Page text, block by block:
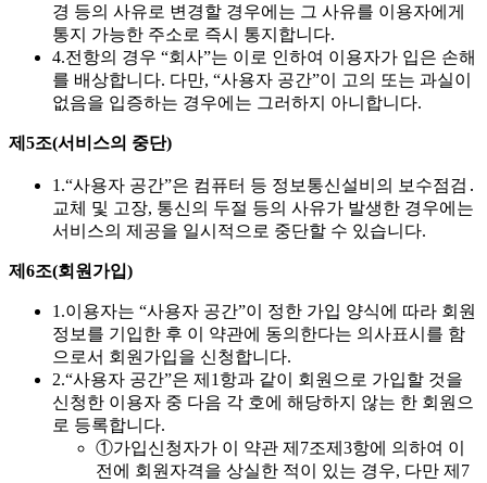
경 등의 사유로 변경할 경우에는 그 사유를 이용자에게
통지 가능한 주소로 즉시 통지합니다.
4.전항의 경우 “회사”는 이로 인하여 이용자가 입은 손해
를 배상합니다. 다만, “사용자 공간”이 고의 또는 과실이
없음을 입증하는 경우에는 그러하지 아니합니다.
제5조(서비스의 중단)
1.“사용자 공간”은 컴퓨터 등 정보통신설비의 보수점검․
교체 및 고장, 통신의 두절 등의 사유가 발생한 경우에는
서비스의 제공을 일시적으로 중단할 수 있습니다.
제6조(회원가입)
1.이용자는 “사용자 공간”이 정한 가입 양식에 따라 회원
정보를 기입한 후 이 약관에 동의한다는 의사표시를 함
으로서 회원가입을 신청합니다.
2.“사용자 공간”은 제1항과 같이 회원으로 가입할 것을
신청한 이용자 중 다음 각 호에 해당하지 않는 한 회원으
로 등록합니다.
①가입신청자가 이 약관 제7조제3항에 의하여 이
전에 회원자격을 상실한 적이 있는 경우, 다만 제7